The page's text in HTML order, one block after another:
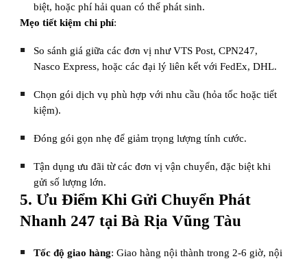
biệt, hoặc phí hải quan có thể phát sinh.
Mẹo tiết kiệm chi phí:
So sánh giá giữa các đơn vị như VTS Post, CPN247,
Nasco Express, hoặc các đại lý liên kết với FedEx, DHL.
Chọn gói dịch vụ phù hợp với nhu cầu (hỏa tốc hoặc tiết
kiệm).
Đóng gói gọn nhẹ để giảm trọng lượng tính cước.
Tận dụng ưu đãi từ các đơn vị vận chuyển, đặc biệt khi
gửi số lượng lớn.
5. Ưu Điểm Khi Gửi Chuyển Phát
Nhanh 247 tại Bà Rịa Vũng Tàu
Tốc độ giao hàng: Giao hàng nội thành trong 2-6 giờ, nội